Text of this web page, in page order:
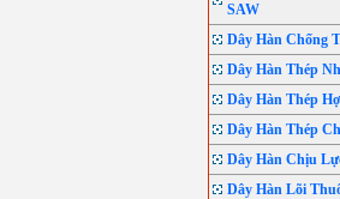
SAW
Dây Hàn Chống
Dây Hàn Thép
Dây Hàn Thép
Dây Hàn Thép
Dây Hàn Chịu
Dây Hàn Lõi